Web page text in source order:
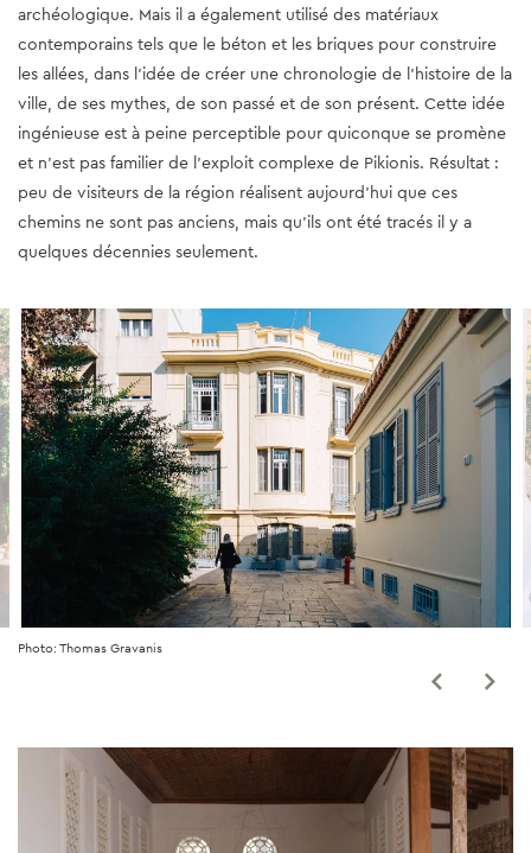
archéologique. Mais il a également utilisé des matériaux
contemporains tels que le béton et les briques pour construire
les allées, dans l'idée de créer une chronologie de l'histoire de la
ville, de ses mythes, de son passé et de son présent. Cette idée
ingénieuse est à peine perceptible pour quiconque se promène
et n'est pas familier de l'exploit complexe de Pikionis. Résultat :
peu de visiteurs de la région réalisent aujourd'hui que ces
chemins ne sont pas anciens, mais qu'ils ont été tracés il y a
quelques décennies seulement.
Photo: Thomas Gravanis